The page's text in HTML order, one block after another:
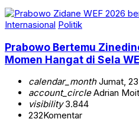
Internasional Politik
Prabowo Bertemu
Momen Hangat di Sela
calendar_monthJumat,
account_circleAdrian
visibility3.844
232Komentar